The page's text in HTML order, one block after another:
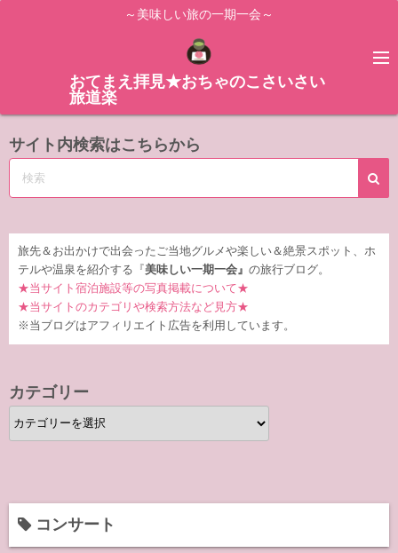
ス
ッ
～美味しい旅の一期一会～
おてまえ拝見★おちゃのこさいさい
旅道楽
サイト内検索はこちらから
旅先＆お出かけで出会ったご当地グルメや楽しい＆絶景スポット、ホ
テルや温泉を紹介する『 美味しい一期一会』 の旅行ブログ。
★当サイト宿泊施設等の写真掲載について★
★当サイトのカテゴリや検索方法など見方★
※当ブログはアフィリエイト広告を利用しています。
カテゴリー
カ
テ
ー
コンサート